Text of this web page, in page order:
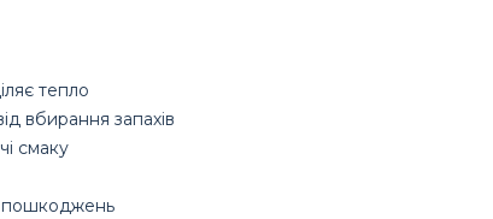
тепло
вбирання запахів
смаку
пошкоджень